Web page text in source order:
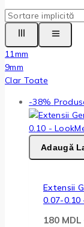
11mm
9mm
Clar Toate
-38%
Adaugă
Extensii
0.07-0.10
180 MDL